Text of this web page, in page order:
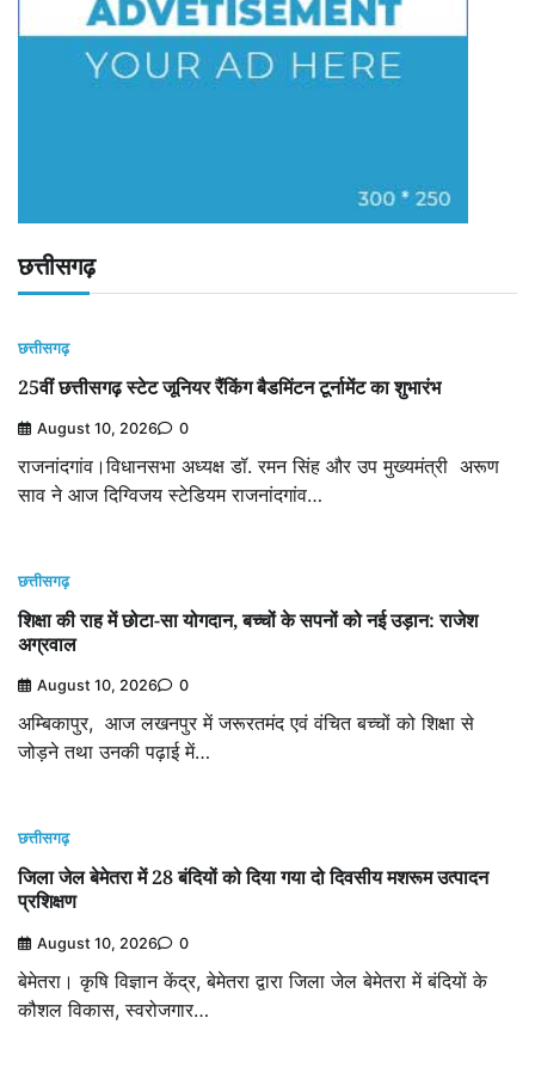
छत्तीसगढ़
छत्तीसगढ़
25वीं छत्तीसगढ़ स्टेट जूनियर रैंकिंग बैडमिंटन टूर्नामेंट का शुभारंभ
August 10, 2026 0
राजनांदगांव।विधानसभा अध्यक्ष डॉ. रमन सिंह और उप मुख्यमंत्री अरूण
साव ने आज दिग्विजय स्टेडियम राजनांदगांव…
छत्तीसगढ़
शिक्षा की राह में छोटा-सा योगदान, बच्चों के सपनों को नई उड़ान: राजेश
अग्रवाल
August 10, 2026 0
अम्बिकापुर, आज लखनपुर में जरूरतमंद एवं वंचित बच्चों को शिक्षा से
जोड़ने तथा उनकी पढ़ाई में…
छत्तीसगढ़
जिला जेल बेमेतरा में 28 बंदियों को दिया गया दो दिवसीय मशरूम उत्पादन
प्रशिक्षण
August 10, 2026 0
बेमेतरा। कृषि विज्ञान केंद्र, बेमेतरा द्वारा जिला जेल बेमेतरा में बंदियों के
कौशल विकास, स्वरोजगार…